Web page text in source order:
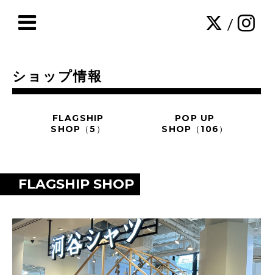
/
ショップ情報
FLAGSHIP
SHOP（5）
POP UP
SHOP（106）
FLAGSHIP SHOP